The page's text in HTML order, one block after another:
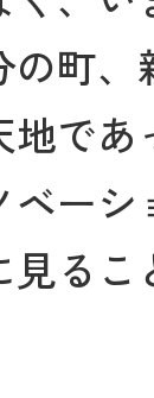
の町
地で
ベー
見る